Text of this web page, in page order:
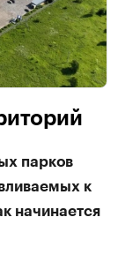
парков
к
начинается